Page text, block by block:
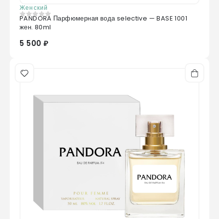
Женский
0 из 5
PANDORA Парфюмерная вода selective — BASE 1001
жен. 80ml
5 500 ₽